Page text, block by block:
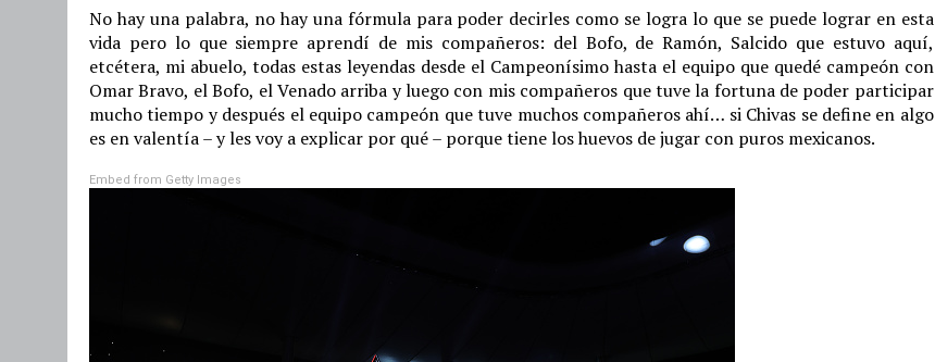
No hay una palabra, no hay una fórmula para poder decirles como se logra lo que se puede lograr en esta
vida pero lo que siempre aprendí de mis compañeros: del Bofo, de Ramón, Salcido que estuvo aquí,
etcétera, mi abuelo, todas estas leyendas desde el Campeonísimo hasta el equipo que quedé campeón con
Omar Bravo, el Bofo, el Venado arriba y luego con mis compañeros que tuve la fortuna de poder participar
mucho tiempo y después el equipo campeón que tuve muchos compañeros ahí… si Chivas se define en algo
es en valentía – y les voy a explicar por qué – porque tiene los huevos de jugar con puros mexicanos.
Embed from Getty Images